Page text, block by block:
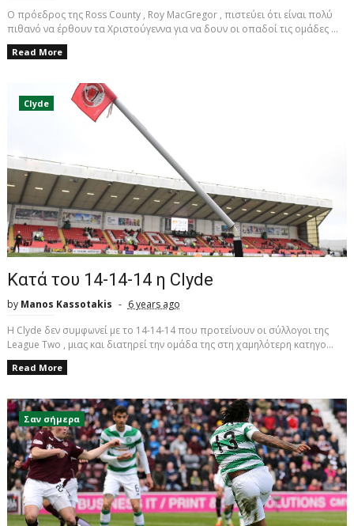
Ο πρόεδρος της Ross County , Roy MacGregor , πιστεύει ότι είναι πολύ
πιθανό να έρθουν τα Χριστούγεννα για να δουν οι οπαδοί τις ομάδες ...
Read More
Clyde
Κατά του 14-14-14 η Clyde
by Manos Kassotakis
6 years ago
Η Clyde δεν συμφωνεί με το 14-14-14 που προτείνουν οι σύλλογοι της
League Two , μιας και διατηρεί την ομάδα της στη χαμηλότερη κατηγο...
Read More
Σαν σήμερα